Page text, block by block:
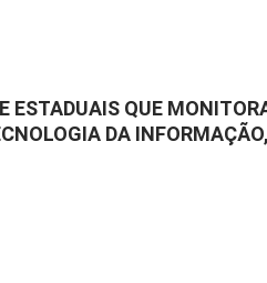
ESTADUAIS QUE
DA